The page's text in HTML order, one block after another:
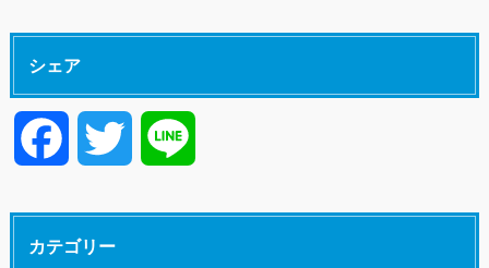
シェア
c
カテゴリー